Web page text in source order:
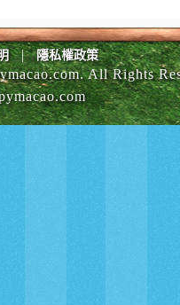
| 隱私權政策
All Rights